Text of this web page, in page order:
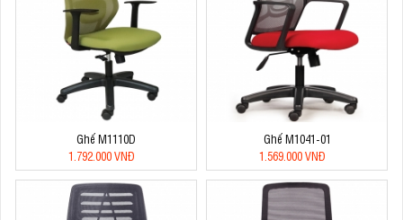
Ghế M1110D
1.792.000 VNĐ
Ghế M1041-01
1.569.000 VNĐ